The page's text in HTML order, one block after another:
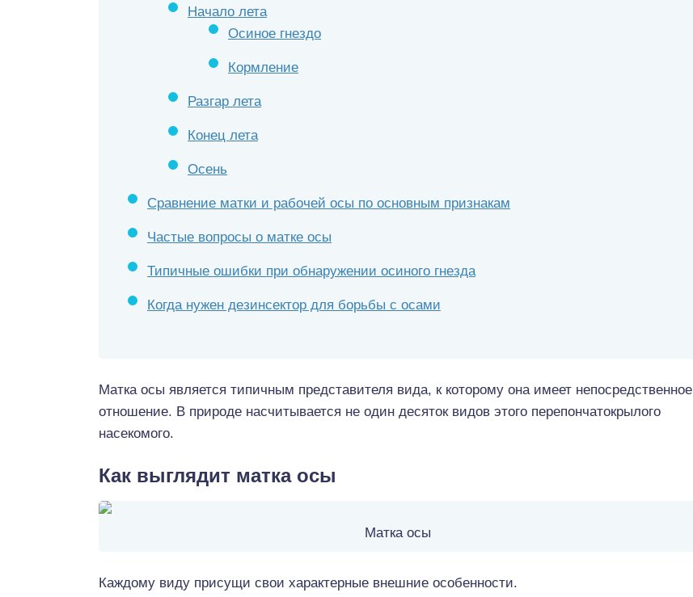
Начало лета
Осиное гнездо
Кормление
Разгар лета
Конец лета
Осень
Сравнение матки и рабочей осы по основным признакам
Частые вопросы о матке осы
Типичные ошибки при обнаружении осиного гнезда
Когда нужен дезинсектор для борьбы с осами
Матка осы является типичным представителя вида, к которому она имеет непосредственное
отношение. В природе насчитывается не один десяток видов этого перепончатокрылого
насекомого.
Как выглядит матка осы
Матка осы
Каждому виду присущи свои характерные внешние особенности.